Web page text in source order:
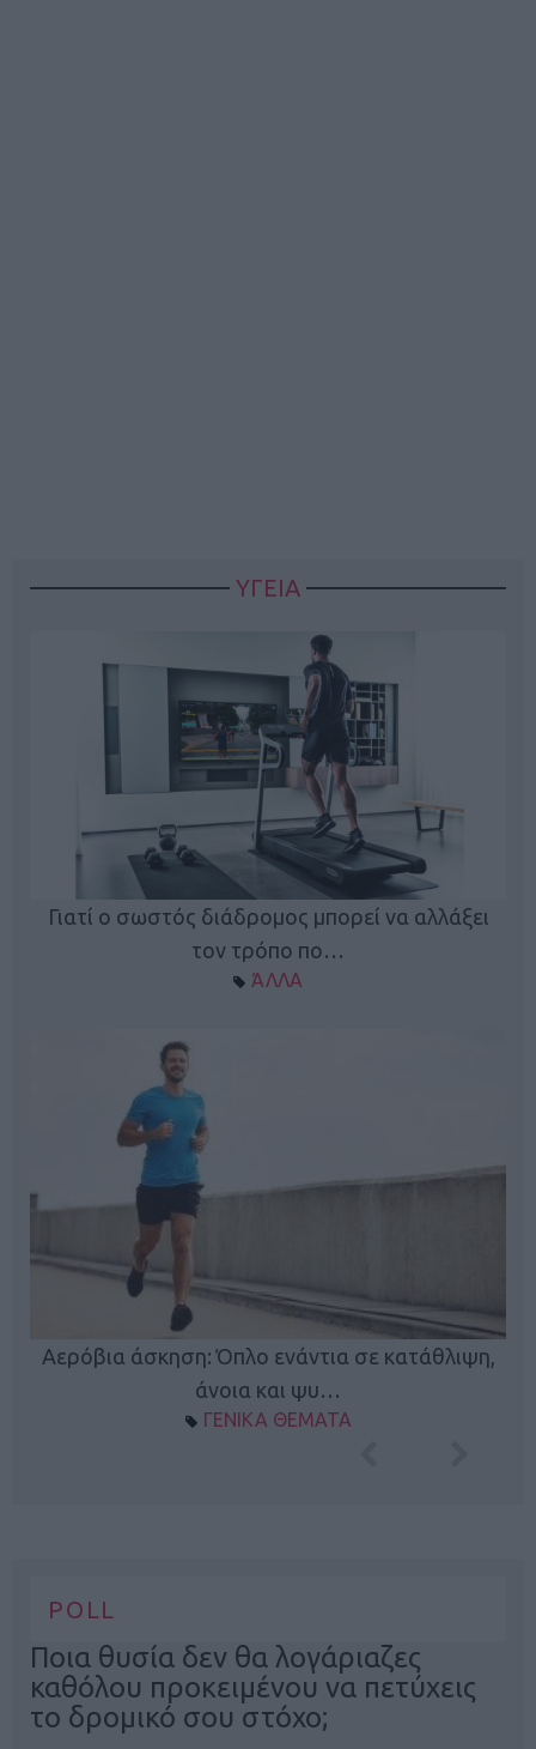
ΥΓΕΙΑ
Γιατί ο σωστός διάδρομος μπορεί να αλλάξει
τον τρόπο πο…
ΆΛΛΑ
Αερόβια άσκηση: Όπλο ενάντια σε κατάθλιψη,
άνοια και ψυ…
ΓΕΝΙΚΑ ΘΕΜΑΤΑ
POLL
Ποια θυσία δεν θα λογάριαζες
καθόλου προκειμένου να πετύχεις
το δρομικό σου στόχο;